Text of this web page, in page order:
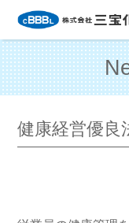
健康経営優良